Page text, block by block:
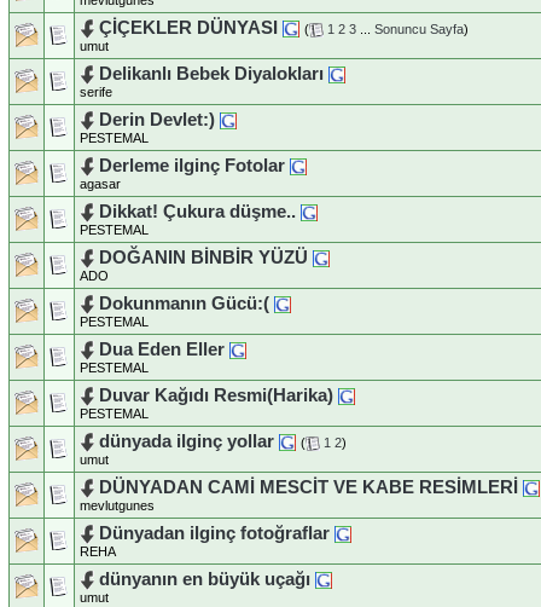
ÇİÇEKLER DÜNYASI ( 1 2 3 Sonuncu Sayfa)
umut
Delikanlı Bebek Diyalokları
serife
Derin Devlet:)
PESTEMAL
Derleme ilginç Fotolar
agasar
Dikkat! Çukura düşme..
PESTEMAL
DOĞANIN BİNBİR YÜZÜ
ADO
Dokunmanın Gücü:(
PESTEMAL
Dua Eden Eller
PESTEMAL
Duvar Kağıdı Resmi(Harika)
PESTEMAL
dünyada ilginç yollar ( 1 2)
umut
DÜNYADAN CAMİ MESCİT VE KABE RESİMLERİ
mevlutgunes
Dünyadan ilginç fotoğraflar
REHA
dünyanın en büyük uçağı
umut